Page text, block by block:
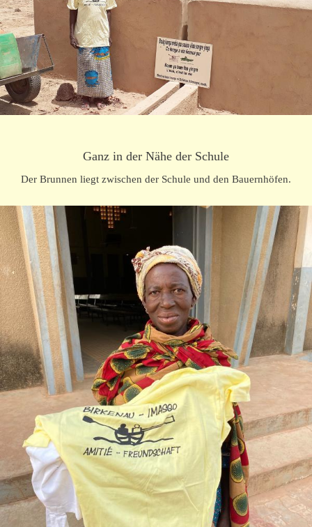
Ganz in der Nähe der Schule
Der Brunnen liegt zwischen der Schule und den Bauernhöfen.